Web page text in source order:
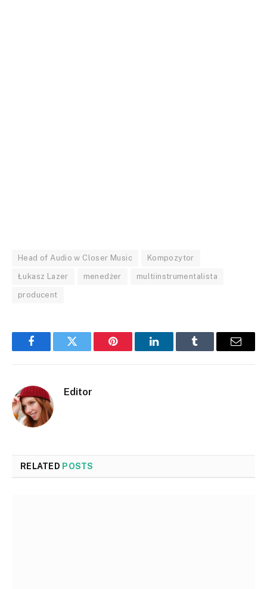
Head of Audio w Closer Music Kompozytor
Łukasz Lazer menedżer multiinstrumentalista
producent
FacebookTwitter Pinterest LinkedInTumblr Email
Editor
RELATED POSTS